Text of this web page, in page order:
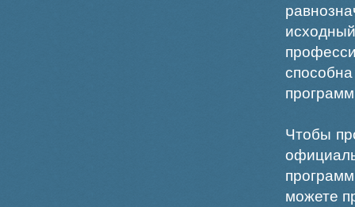
Чтобы
можете